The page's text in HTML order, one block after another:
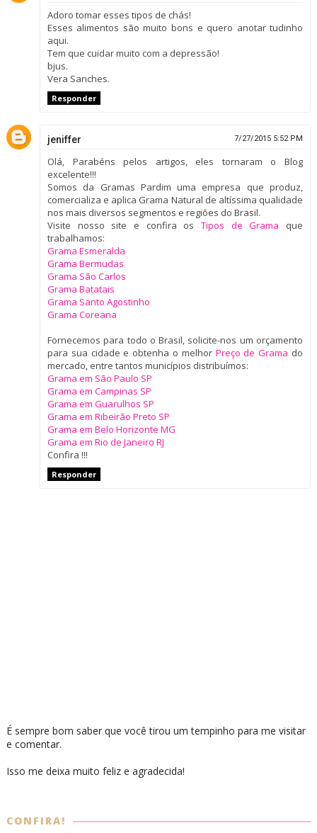
Adoro tomar esses tipos de chás!
Esses alimentos são muito bons e quero anotar tudinho
aqui.
Tem que cuidar muito com a depressão!
bjus.
Vera Sanches.
Responder
jeniffer 7/27/2015 5:52 PM
Olá, Parabéns pelos artigos, eles tornaram o Blog
excelente!!!
Somos da Gramas Pardim uma empresa que produz,
comercializa e aplica Grama Natural de altíssima qualidade
nos mais diversos segmentos e regiões do Brasil.
Visite nosso site e confira osTipos de Grama que
trabalhamos:
Grama Esmeralda
Grama Bermudas
Grama São Carlos
Grama Batatais
Grama Santo Agostinho
Grama Coreana
Fornecemos para todo o Brasil, solicite-nos um orçamento
para sua cidade e obtenha o melhor Preço de Grama do
mercado, entre tantos municípios distribuímos:
Grama em São Paulo SP
Grama em Campinas SP
Grama em Guarulhos SP
Grama em Ribeirão Preto SP
Grama em Belo Horizonte MG
Grama em Rio de Janeiro RJ
Confira !!!
Responder
É sempre bom saber que você tirou um tempinho para me visitar
e comentar.
Isso me deixa muito feliz e agradecida!
CONFIRA!